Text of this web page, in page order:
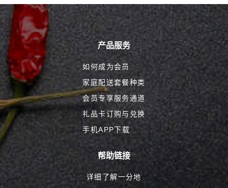
产品服务
如何成为会员
家庭配送套餐种类
会员专享服务通道
礼品卡订购与兑换
手机APP下载
帮助链接
详细了解一分地